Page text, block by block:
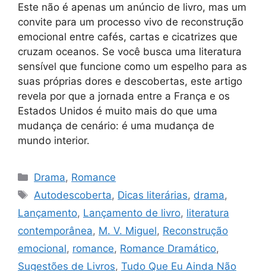
Este não é apenas um anúncio de livro, mas um
convite para um processo vivo de reconstrução
emocional entre cafés, cartas e cicatrizes que
cruzam oceanos. Se você busca uma literatura
sensível que funcione como um espelho para as
suas próprias dores e descobertas, este artigo
revela por que a jornada entre a França e os
Estados Unidos é muito mais do que uma
mudança de cenário: é uma mudança de
mundo interior.
Categorias
Drama, Romance
Tags
Autodescoberta, Dicas literárias, drama,
Lançamento, Lançamento de livro, literatura
contemporânea, M. V. Miguel, Reconstrução
emocional, romance, Romance Dramático,
Sugestões de Livros, Tudo Que Eu Ainda Não